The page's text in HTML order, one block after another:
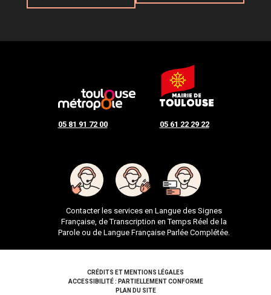
05 81 91 72 00 05 61 22 29 22
Contacter les services en Langue des Signes
Française, de Transcription en Temps Réel de la
Parole ou de Langue Française Parlée Complétée.
Pied de pageCRÉDITS ET MENTIONS LÉGALES
ACCESSIBILITÉ : PARTIELLEMENT CONFORME
PLAN DU SITE